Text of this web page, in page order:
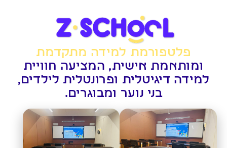
פלטפורמת למידה מתקדמת
ומותאמת אישית, המציעה חוויית
למידה דיגיטלית ופרונטלית לילדים,
בני נוער ומבוגרים.